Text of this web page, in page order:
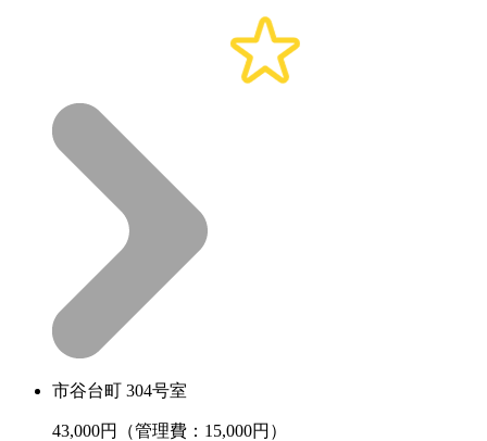
市谷台町 304号室
43,000円（管理費：15,000円）